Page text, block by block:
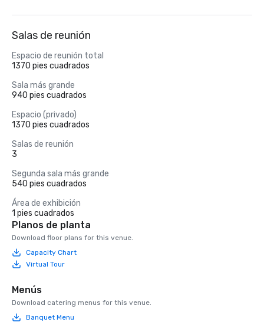
Salas de reunión
Espacio de reunión total
1370 pies cuadrados
Sala más grande
940 pies cuadrados
Espacio (privado)
1370 pies cuadrados
Salas de reunión
3
Segunda sala más grande
540 pies cuadrados
Área de exhibición
1 pies cuadrados
Planos de planta
Download floor plans for this venue.
Capacity Chart
Virtual Tour
Menús
Download catering menus for this venue.
Banquet Menu